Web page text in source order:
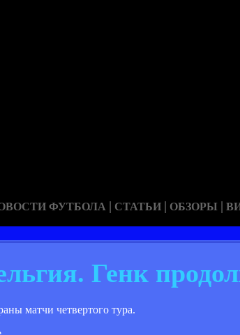
ФУТБОЛА | СТАТЬИ | ОБЗОРЫ |
Генк
матчи четвертого тура.